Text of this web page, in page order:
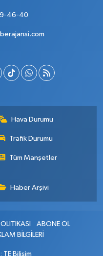
46-40
Hava Durumu
Trafik Durumu
Tüm Manşetler
Haber Arşivi
ABONE OL
BİLGİLERİ
TE Bilişim